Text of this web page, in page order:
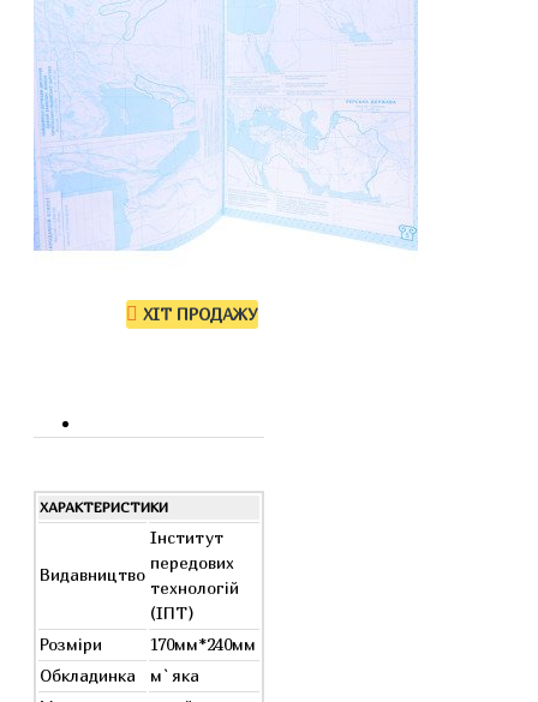
ХІТ ПРОДАЖУ
ХАРАКТЕРИСТИКИ
Видавництво
Інститут
передових
технологій
(ІПТ)
Розміри
170мм*240мм
Обкладинка
м`яка